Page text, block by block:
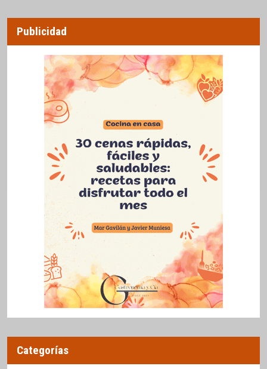
Publicidad
Categorías